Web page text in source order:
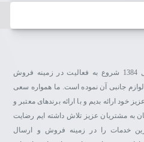
می‌توانید در میان برنامه‌های مختلف
حرکت کنید.
فایل‌های موردنظر خود از یک
فروشگاه اینترنتی تکتازشاپ از سال 1384 شروع به فعالیت در زمینه فروش
لوازم جانبی آن نموده است. ما همواره سعی
خود ارائه بدیم و با ارائه برندهای معتبر و
به مشتریان عزیز تلاش داشته ایم رضایت
خدمات را در زمینه فروش و ارسال